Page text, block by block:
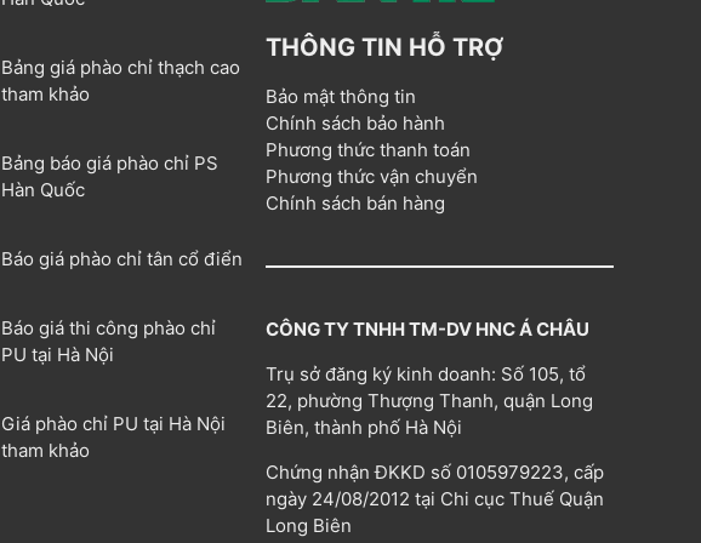
Bảng giá phào chỉ thạch cao
tham khảo
Bảng báo giá phào chỉ PS
Hàn Quốc
Báo giá phào chỉ tân cổ điển
Báo giá thi công phào chỉ
PU tại Hà Nội
Giá phào chỉ PU tại Hà Nội
tham khảo
THÔNG TIN HỖ TRỢ
Bảo mật thông tin
Chính sách bảo hành
Phương thức thanh toán
Phương thức vận chuyển
Chính sách bán hàng
CÔNG TY TNHH TM-DV HNC Á CHÂU
Trụ sở đăng ký kinh doanh: Số 105, tổ
22, phường Thượng Thanh, quận Long
Biên, thành phố Hà Nội
Chứng nhận ĐKKD số 0105979223, cấp
ngày 24/08/2012 tại Chi cục Thuế Quận
Long Biên